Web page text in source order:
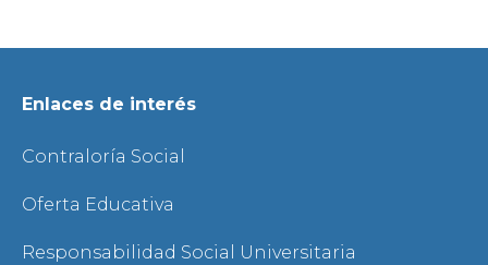
Enlaces de interés
Contraloría Social
Oferta Educativa
Responsabilidad Social Universitaria